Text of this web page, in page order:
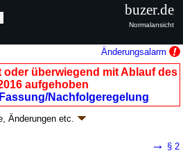
Änderungsalarm
überwiegend mit Ablauf des
aufgehoben
Nachfolgeregelung
Änderungen etc.
→ § 2
buzer.de
Normalansicht